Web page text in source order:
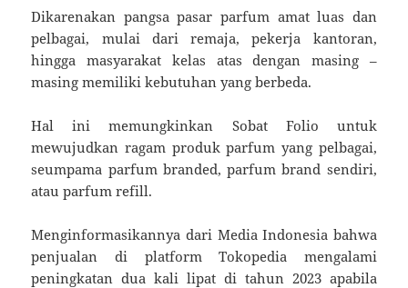
Dikarenakan pangsa pasar parfum amat luas dan
pelbagai, mulai dari remaja, pekerja kantoran,
hingga masyarakat kelas atas dengan masing –
masing memiliki kebutuhan yang berbeda.
Hal ini memungkinkan Sobat Folio untuk
mewujudkan ragam produk parfum yang pelbagai,
seumpama parfum branded, parfum brand sendiri,
atau parfum refill.
Menginformasikannya dari Media Indonesia bahwa
penjualan di platform Tokopedia mengalami
peningkatan dua kali lipat di tahun 2023 apabila